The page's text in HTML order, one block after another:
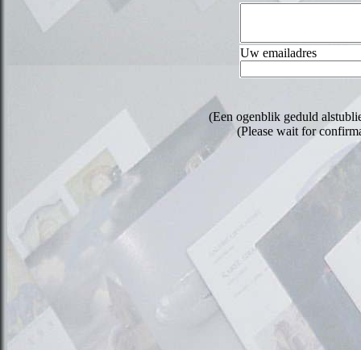
Uw emailadres
(Een ogenblik geduld
(Please wait for